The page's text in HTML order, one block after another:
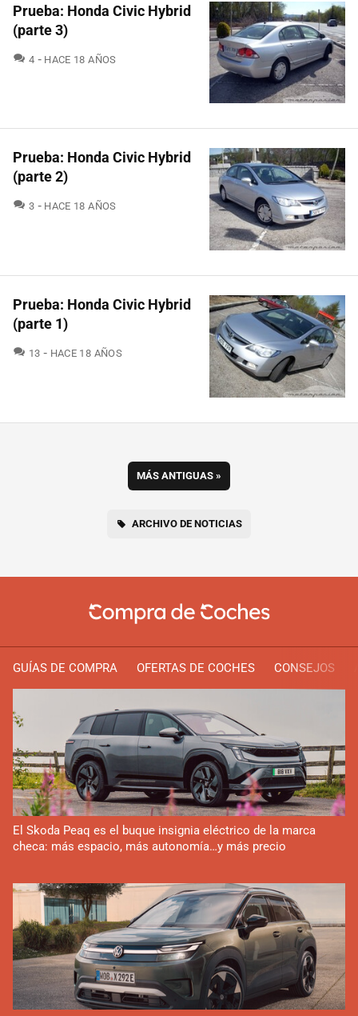
Prueba: Honda Civic Hybrid
(parte 3)
4 COMENTARIOS
HACE 18 AÑOS
Prueba: Honda Civic Hybrid
(parte 2)
3 COMENTARIOS
HACE 18 AÑOS
Prueba: Honda Civic Hybrid
(parte 1)
13 COMENTARIOS
HACE 18 AÑOS
MÁS ANTIGUAS »
ARCHIVO DE NOTICIAS
GUÍAS DE COMPRA OFERTAS DE COCHES CONSEJOS
El Skoda Peaq es el buque insignia eléctrico de la marca
checa: más espacio, más autonomía…y más precio